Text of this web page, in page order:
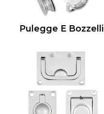
Pulegge E Bozzelli